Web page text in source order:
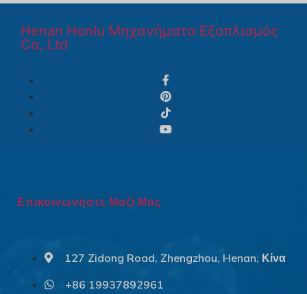
Henan Honlu Μηχανήματα Εξοπλισμός
Co,.Ltd
Επικοινωνήστε Μαζί Μας
127 Zidong Road, Zhengzhou, Henan, Κίνα
+86 19937892961